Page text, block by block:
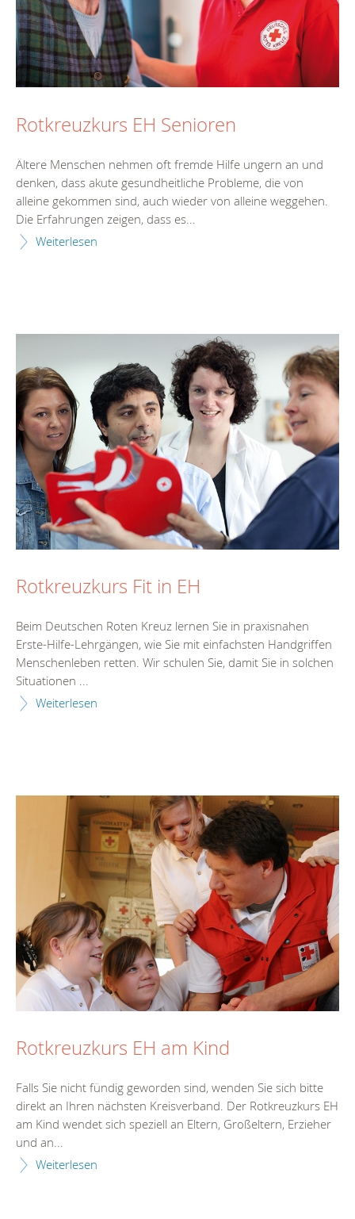
Rotkreuzkurs EH Senioren
Ältere Menschen nehmen oft fremde Hilfe ungern an und
denken, dass akute gesundheitliche Probleme, die von
alleine gekommen sind, auch wieder von alleine weggehen.
Die Erfahrungen zeigen, dass es...
Weiterlesen
Rotkreuzkurs Fit in EH
Beim Deutschen Roten Kreuz lernen Sie in praxisnahen
Erste-Hilfe-Lehrgängen, wie Sie mit einfachsten Handgriffen
Menschenleben retten. Wir schulen Sie, damit Sie in solchen
Situationen ...
Weiterlesen
Rotkreuzkurs EH am Kind
Falls Sie nicht fündig geworden sind, wenden Sie sich bitte
direkt an Ihren nächsten Kreisverband. Der Rotkreuzkurs EH
am Kind wendet sich speziell an Eltern, Großeltern, Erzieher
und an...
Weiterlesen